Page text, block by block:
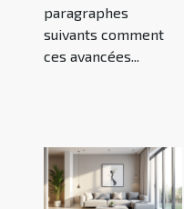
paragraphes
suivants comment
ces avancées...